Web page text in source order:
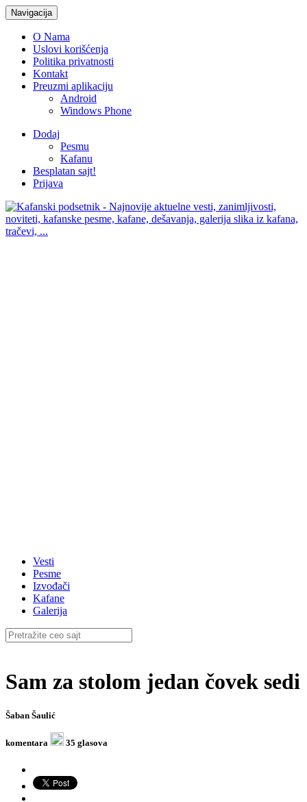
Navigacija
O Nama
Uslovi korišćenja
Politika privatnosti
Kontakt
Preuzmi aplikaciju
Android
Windows Phone
Dodaj
Pesmu
Kafanu
Besplatan sajt!
Prijava
Vesti
Pesme
Izvođači
Kafane
Galerija
Sam za stolom jedan čovek sedi
Šaban Šaulić
komentara 35 glasova